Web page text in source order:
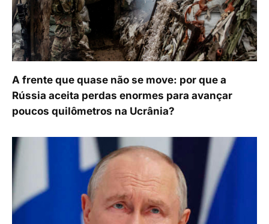
A frente que quase não se move: por que a
Rússia aceita perdas enormes para avançar
poucos quilômetros na Ucrânia?